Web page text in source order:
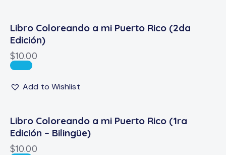
Libro Coloreando a mi Puerto Rico (2da
Edición)
$10.00
Add to Wishlist
Libro Coloreando a mi Puerto Rico (1ra
Edición – Bilingüe)
$10.00